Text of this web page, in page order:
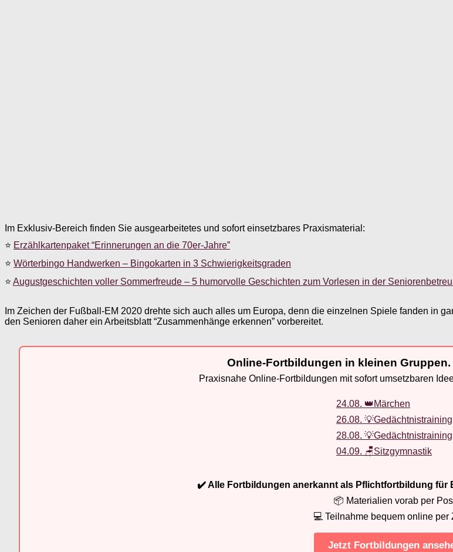
Im Exklusiv-Bereich finden Sie ausgearbeitetes und sofort einsetzbares Praxismaterial:
⭐ Erzählkartenpaket “Erinnerungen an die 70er-Jahre”
⭐ Wörterbingo Handwerken – Bingokarten in 3 Schwierigkeitsgraden
⭐ Augustgeschichten voller Sommerfreude – 5 humorvolle Geschichten zum Vorlesen in der
Im Zeichen der Fußball-EM 2020 drehte sich auch alles um Europa, denn die einzelnen Spiele fanden in
den Senioren daher ein Arbeitsblatt “Zusammenhänge erkennen” vorbereitet.
Online-Fortbildungen in kleinen
Praxisnahe Online-Fortbildungen mit sofort umsetzbaren
24.08. 👑Märchen
26.08. 💡Gedächtnistraining
28.08. 💡Gedächtnistraining
04.09. 🪑Sitzgymnastik
✔️ Alle Fortbildungen anerkannt als Pflichtfortbildung für
📦 Materialien vorab per
💻 Teilnahme bequem online per
Jetzt Fortbildungen